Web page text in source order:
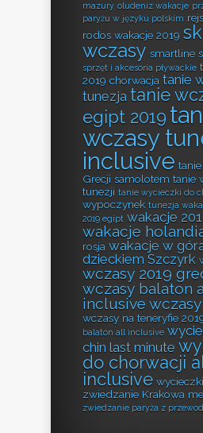
mazury oludeniz wakacje
paryżu w języku polskim
rodos wakacje 2019
wczasy smartline
sprzęt i akcesoria pływackie
2019 chorwacja tanie
tunezja tanie
egipt 2019
wczasy
inclusive
Grecji samolotem tanie
tunezji tanie wycieczki do
wypoczynek tunezja
2019 egipt wakacje
wakacje
rosja wakacje w
dzieckiem Szczyrk
wczasy 2019
wczasy balaton
inclusive
wczasy na teneryfie
balaton all inclusive
chin last minute
do chorwacji
inclusive
zwiedzanie Krakowa
zwiedzanie paryża z